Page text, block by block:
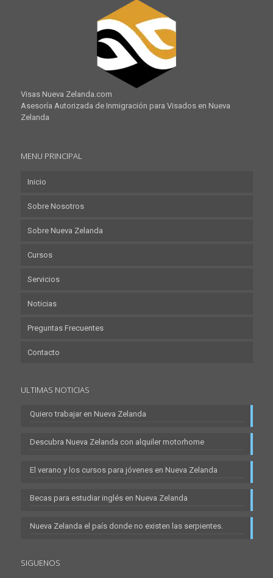
Visas Nueva Zelanda.com
Asesoría Autorizada de Inmigración para Visados en Nueva
Zelanda
MENU PRINCIPAL
Inicio
Sobre Nosotros
Sobre Nueva Zelanda
Cursos
Servicios
Noticias
Preguntas Frecuentes
Contacto
ULTIMAS NOTICIAS
Quiero trabajar en Nueva Zelanda
Descubra Nueva Zelanda con alquiler motorhome
El verano y los cursos para jóvenes en Nueva Zelanda
Becas para estudiar inglés en Nueva Zelanda
Nueva Zelanda el país donde no existen las serpientes.
SIGUENOS